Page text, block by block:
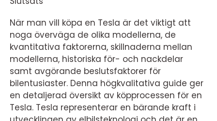
När man vill köpa en Tesla är det viktigt att
noga överväga de olika modellerna, de
kvantitativa faktorerna, skillnaderna mellan
modellerna, historiska för- och nackdelar
samt avgörande beslutsfaktorer för
bilentusiaster. Denna högkvalitativa guide ger
en detaljerad översikt av köpprocessen för en
Tesla. Tesla representerar en bärande kraft i